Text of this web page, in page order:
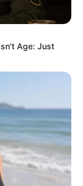
about water
Age: Just